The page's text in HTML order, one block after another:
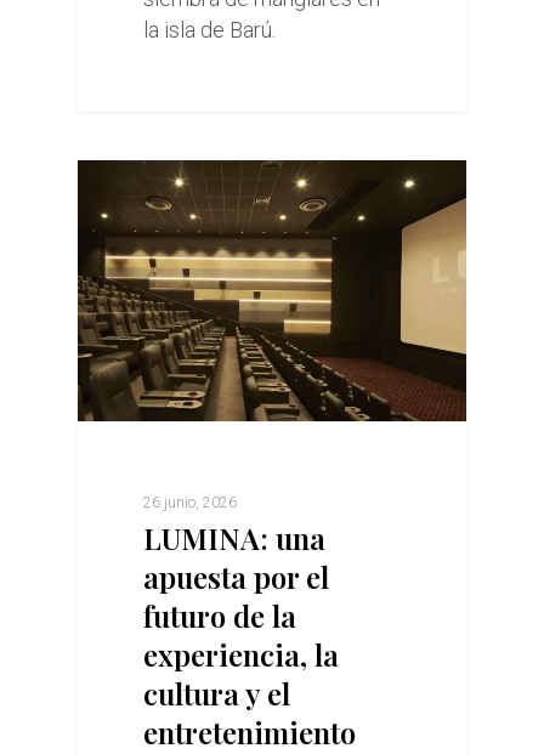
la isla de Barú.
26 junio, 2026
LUMINA: una
apuesta por el
futuro de la
experiencia, la
cultura y el
entretenimiento